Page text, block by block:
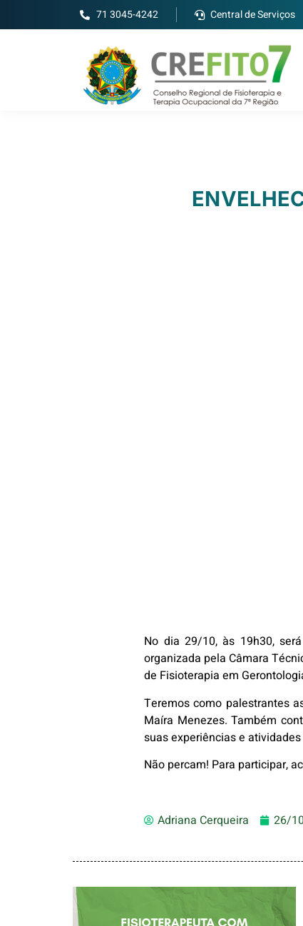
71 3045-4242 Central de Serviços
No dia 29/10, às 19h30,
organizada pela Câmara
de Fisioterapia em
Teremos como palestrantes
Maíra Menezes. Também
suas experiências e
Não percam! Para participar,
Adriana Cerqueira 26/